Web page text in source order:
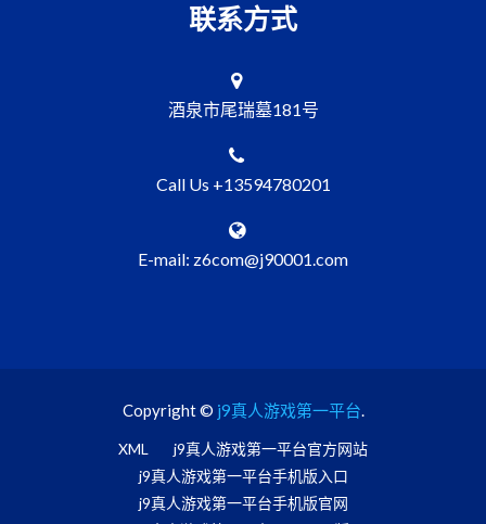
联系方式
酒泉市尾瑞墓181号
Call Us +13594780201
E-mail: z6com@j90001.com
Copyright © j9真人游戏第一平台.
XML
j9真人游戏第一平台官方网站
j9真人游戏第一平台手机版入口
j9真人游戏第一平台手机版官网